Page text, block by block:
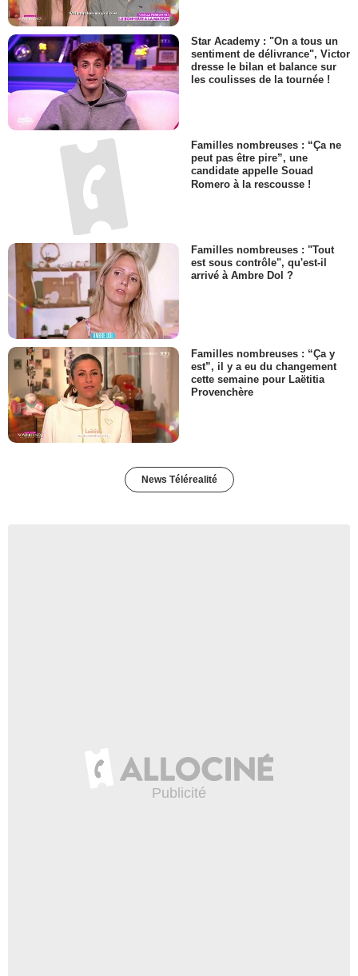
Star Academy : "On a tous un
sentiment de délivrance", Victor
dresse le bilan et balance sur
les coulisses de la tournée !
Familles nombreuses : “Ça ne
peut pas être pire”, une
candidate appelle Souad
Romero à la rescousse !
Familles nombreuses : "Tout
est sous contrôle", qu'est-il
arrivé à Ambre Dol ?
Familles nombreuses : “Ça y
est”, il y a eu du changement
cette semaine pour Laëtitia
Provenchère
News Télérealité